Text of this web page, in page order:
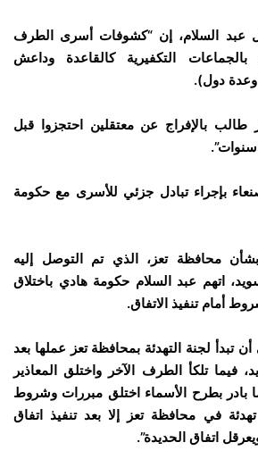
عبد السلام، إن “كشوفات أسرى الطرف
بالجماعات التكفيرية كالقاعدة وداعش
دول).
طالب بالإفراج عن معتقلين احتجزوا قبل
بإجراء تبادل جزئي للأسرى مع حكومة
محافظة تعز، الذي تم التوصل إليه
اتهم عبد السلام حكومة هادي باختلاق
أمام تنفيذ الاتفاق.
تبدأ لجنة التهدئة بمحافظة تعز عملها بعد
فيما تلكأ الطرف الآخر واختلق المعاذير
بادر بطرح الأسماء اختلق مبررات وشروط
في محافظة تعز إلا بعد تنفيذ اتفاق
اتفاق الحديدة”.